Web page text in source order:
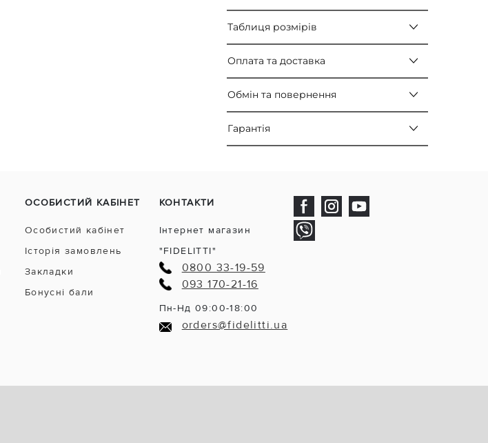
Таблиця розмірів
Оплата та доставка
Обмін та повернення
Гарантія
ОСОБИСТИЙ КАБІНЕТ
Особистий кабінет
Історія замовлень
Закладки
Бонусні бали
КОНТАКТИ
Інтернет магазин
"FIDELITTI"
0800 33-19-59
093 170-21-16
Пн-Нд 09:00-18:00
orders@fidelitti.ua